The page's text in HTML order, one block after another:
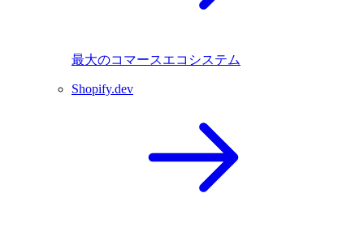
最大のコマースエコシステム
Shopify.dev